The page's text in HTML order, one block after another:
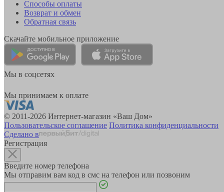
Способы оплаты
Возврат и обмен
Обратная связь
Скачайте мобильное приложение
Мы в соцсетях
Мы принимаем к оплате
© 2011-2026 Интернет-магазин «Ваш Дом»
Пользовательское соглашение Политика конфиденциальности
Сделано в
Регистрация
Введите номер телефона
Мы отправим вам код в смс на телефон или позвоним